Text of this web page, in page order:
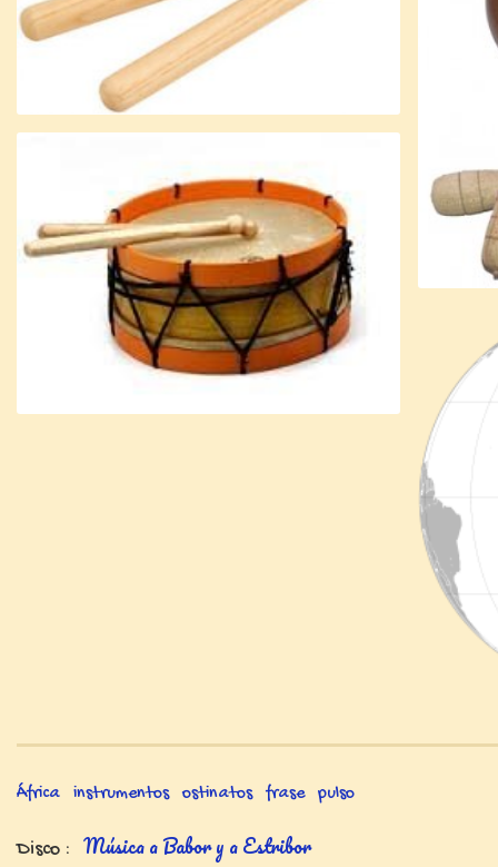
África instrumentos ostinatos frase pulso
Disco Música a Babor y a Estribor